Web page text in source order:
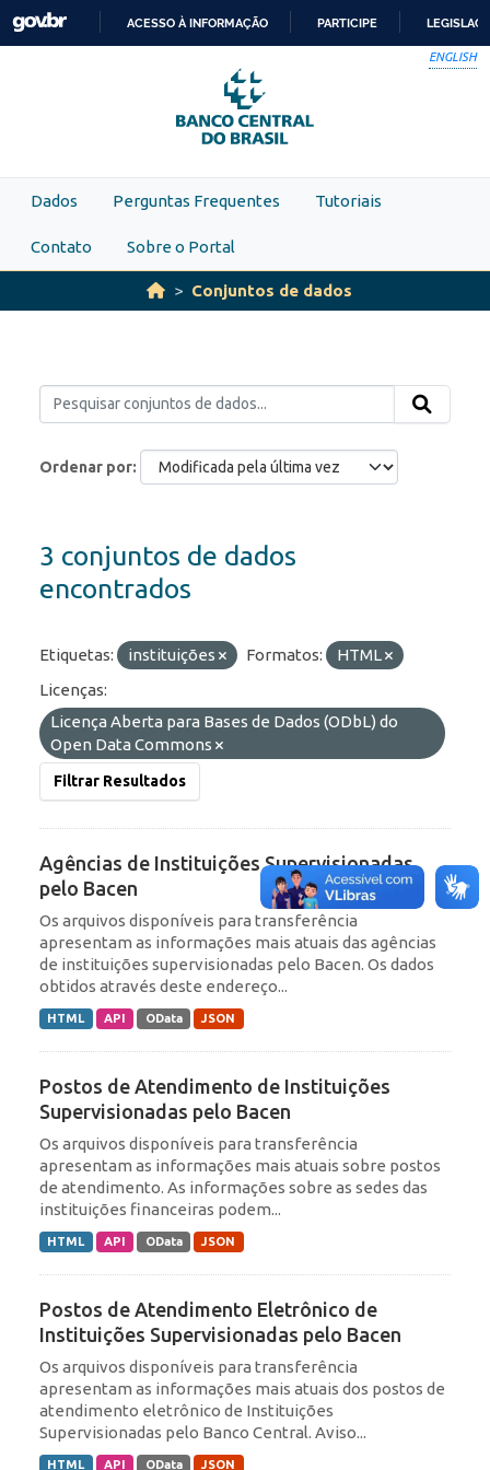
Skip to main content
PARA
O
CONTEÚDO
ACESSO À INFORMAÇÃO PARTICIPE
ENGLISH
Dados Perguntas Frequentes Tutoriais
Contato Sobre o Portal
Conjuntos de dados
Ordenar por
3 conjuntos de dados
encontrados
Etiquetas: instituições Formatos:
HTML
Licenças:
Licença Aberta para Bases de Dados (ODbL) do
Open Data Commons
Filtrar Resultados
Agências de Instituições Supervisionadas
pelo Bacen
Os arquivos disponíveis para transferência
apresentam as informações mais atuais das agências
de instituições supervisionadas pelo Bacen. Os dados
obtidos através deste endereço...
HTML API OData JSON
Postos de Atendimento de Instituições
Supervisionadas pelo Bacen
Os arquivos disponíveis para transferência
apresentam as informações mais atuais sobre postos
de atendimento. As informações sobre as sedes das
instituições financeiras podem...
HTML API OData JSON
Postos de Atendimento Eletrônico de
Instituições Supervisionadas pelo Bacen
Os arquivos disponíveis para transferência
apresentam as informações mais atuais dos postos de
atendimento eletrônico de Instituições
Supervisionadas pelo Banco Central. Aviso...
HTML API OData JSON